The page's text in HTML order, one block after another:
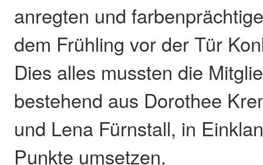
anregten und
dem Frühling vor der Tür
Dies alles mussten die
bestehend aus Dorothee
und Lena Fürnstall, in
Punkte umsetzen.